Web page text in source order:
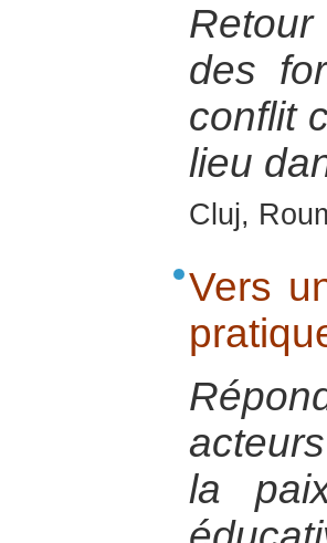
des
conflit
lieu
Cluj,
Vers
la